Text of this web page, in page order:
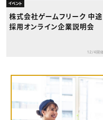
イベント
株式会社ゲームフリーク 中途
採用オンライン企業説明会
12/4開